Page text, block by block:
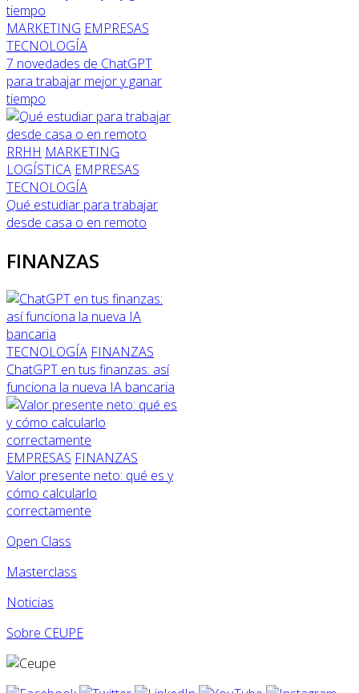
MARKETING EMPRESAS
TECNOLOGÍA
7 novedades de ChatGPT
para trabajar mejor y ganar
tiempo
RRHH MARKETING
LOGÍSTICA EMPRESAS
TECNOLOGÍA
Qué estudiar para trabajar
desde casa o en remoto
FINANZAS
TECNOLOGÍA FINANZAS
ChatGPT en tus finanzas: así
funciona la nueva IA bancaria
EMPRESAS FINANZAS
Valor presente neto: qué es y
cómo calcularlo
correctamente
Open Class
Masterclass
Noticias
Sobre CEUPE